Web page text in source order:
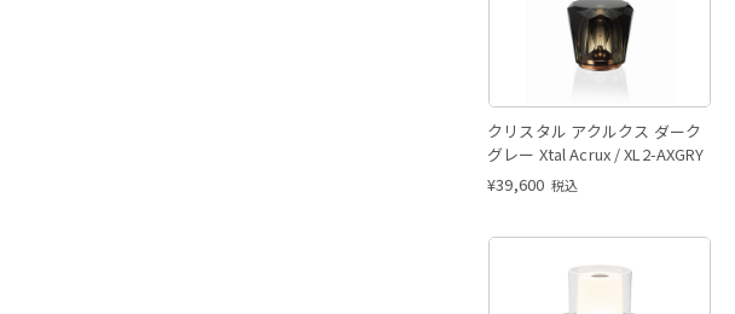
クリスタル アクルクス ダーク
グレー Xtal Acrux / XL2-AXGRY
¥39,600 税込